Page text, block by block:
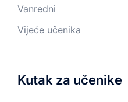
Vanredni
Vijeće učenika
Kutak za učenike